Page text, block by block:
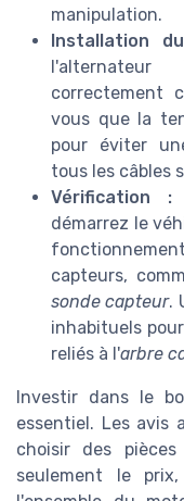
manipulation.
Installation
l'alternateur
correctement
vous que la
pour éviter
tous les câbles
Vérification :
démarrez le
capteurs,
sonde capteur.
inhabituels
reliés à l'arbre
Investir dans le
essentiel. Les avis
choisir des
seulement le